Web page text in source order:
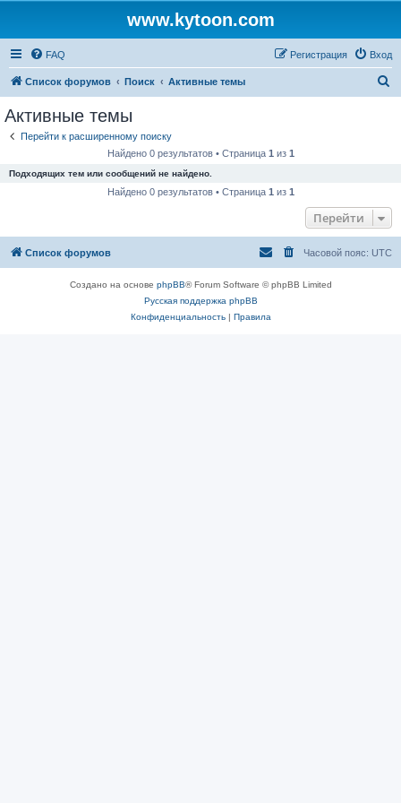
www.kytoon.com
FAQ Вход
Регистрация
Список форумов Поиск Активные темы
Активные темы
Перейти к расширенному поиску
Найдено 0 результатов • Страница 1 из 1
Подходящих тем или сообщений не найдено.
Найдено 0 результатов • Страница 1 из 1
Перейти
Список форумов Часовой пояс: UTC
Создано на основе phpBB® Forum Software © phpBB Limited
Русская поддержка phpBB
Конфиденциальность| Правила